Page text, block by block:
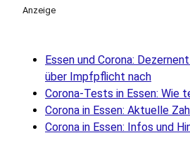
Anzeige
Essen und Corona:
über Impfpflicht nach
Corona-Tests in Essen: Wie
Corona in Essen: Aktuelle
Corona in Essen: Infos und